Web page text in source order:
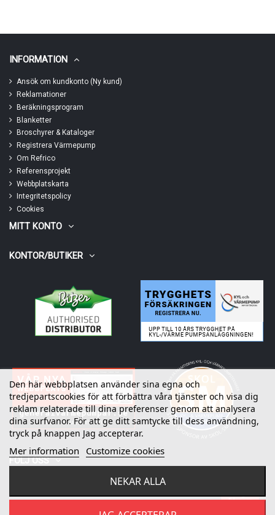
Fråga oss
INFORMATION
Ansök om kundkonto (Ny kund)
Reklamationer
Beräkningsprogram
Blanketter
Broschyrer & Kataloger
Registrera Värmepump
Om Refrico
Referensprojekt
Webbplatskarta
Integritetspolicy
Cookies
MITT KONTO
KONTOR/BUTIKER
Den här webbplatsen använder sina egna och
tredjepartscookies för att förbättra våra tjänster och visa dig
reklam relaterade till dina preferenser genom att analysera
dina surfvanor. För att ge ditt samtycke till dess användning,
tryck på knappen Jag accepterar.
Mer information Customize cookies
NEKAR ALLA
FÖLJ OSS
Refrico AB. All rights reserved.